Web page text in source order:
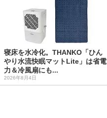
寝床を水冷化。THANKO「ひん
やり水流快眠マットLite」は省電
力＆冷風扇にも...
2026年8月4日